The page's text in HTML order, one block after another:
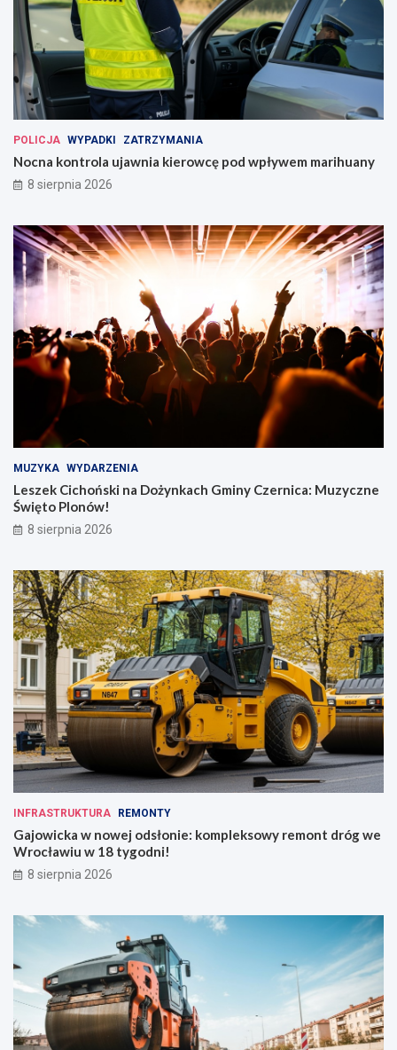
POLICJA WYPADKI ZATRZYMANIA
Nocna kontrola ujawnia kierowcę pod wpływem marihuany
8 sierpnia 2026
MUZYKA WYDARZENIA
Leszek Cichoński na Dożynkach Gminy Czernica: Muzyczne
Święto Plonów!
8 sierpnia 2026
INFRASTRUKTURA REMONTY
Gajowicka w nowej odsłonie: kompleksowy remont dróg we
Wrocławiu w 18 tygodni!
8 sierpnia 2026